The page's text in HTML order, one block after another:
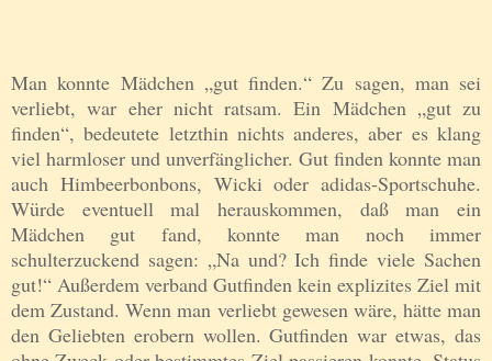
Man konnte Mädchen „gut finden.“ Zu sagen, man sei
verliebt, war eher nicht ratsam. Ein Mädchen „gut zu
finden“, bedeutete letzthin nichts anderes, aber es klang
viel harmlo­ser und unverfänglicher. Gut finden konnte man
auch Himbeerbonbons, Wicki oder adidas-Sportschuhe.
Würde eventuell mal herauskommen, daß man ein
Mädchen gut fand, konnte man noch immer
schulterzuckend sagen: „Na und? Ich finde viele Sachen
gut!“ Außerdem verband Gutfinden kein explizites Ziel mit
dem Zustand. Wenn man verliebt gewesen wäre, hätte man
den Gelieb­ten erobern wollen. Gutfinden war etwas, das